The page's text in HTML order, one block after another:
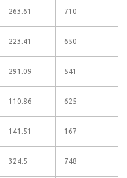
263.61 710
223.41 650
291.09 541
110.86 625
141.51 167
324.5 748